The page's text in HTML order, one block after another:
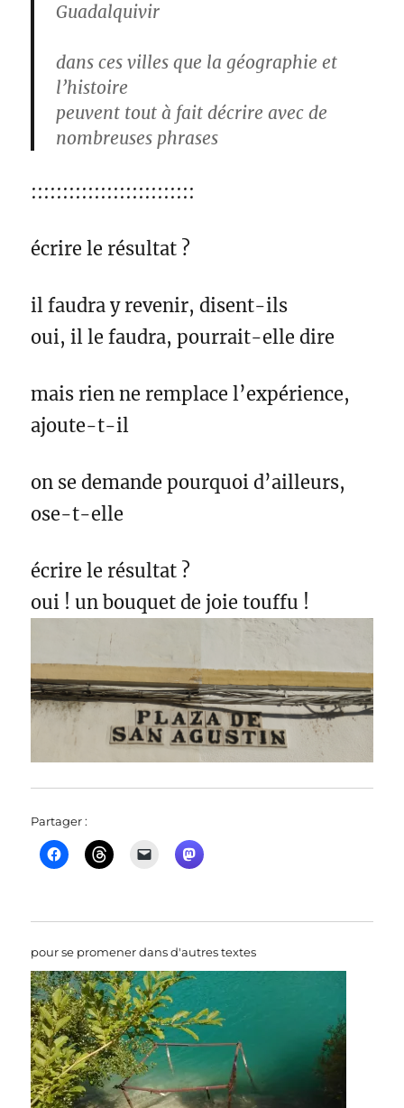
Guadalquivir
dans ces villes que la géographie et
l’histoire
peuvent tout à fait décrire avec de
nombreuses phrases
::::::::::::::::::::::::::
écrire le résultat ?
il faudra y revenir, disent-ils
oui, il le faudra, pourrait-elle dire
mais rien ne remplace l’expérience,
ajoute-t-il
on se demande pourquoi d’ailleurs,
ose-t-elle
écrire le résultat ?
oui ! un bouquet de joie touffu !
Partager :
pour se promener dans d'autres textes